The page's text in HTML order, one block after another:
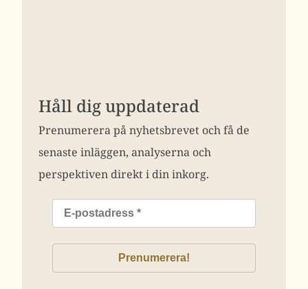
Håll dig uppdaterad
Prenumerera på nyhetsbrevet och få de
senaste inläggen, analyserna och
perspektiven direkt i din inkorg.